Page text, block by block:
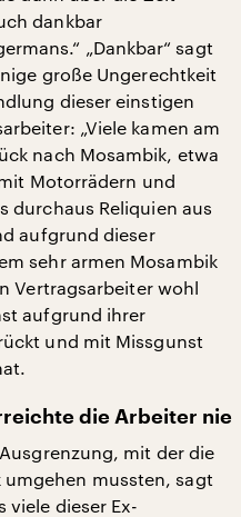
dankbar
„Dankbar“ sagt
große Ungerechtkeit
dieser einstigen
„Viele kamen am
nach Mosambik, etwa
Motorrädern und
durchaus Reliquien aus
aufgrund dieser
sehr armen Mosambik
Vertragsarbeiter wohl
aufgrund ihrer
und mit Missgunst
die Arbeiter nie
mit der die
umgehen mussten, sagt
viele dieser Ex-